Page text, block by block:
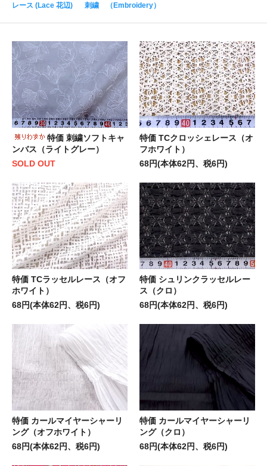
レース (Lace 花辺) 刺繍 （Embroidery）
特価 刺繍ソフトキャ
ンバス（ライトグレー）
SOLD OUT
特価 TCクロッシェレース（オ
フホワイト）
68円(本体62円、税6円)
特価 TCラッセルレース（オフ
ホワイト）
68円(本体62円、税6円)
特価 シュリンクラッセルレー
ス（クロ）
68円(本体62円、税6円)
特価 カールマイヤーシャーリ
ング（オフホワイト）
68円(本体62円、税6円)
特価 カールマイヤーシャーリ
ング（クロ）
68円(本体62円、税6円)